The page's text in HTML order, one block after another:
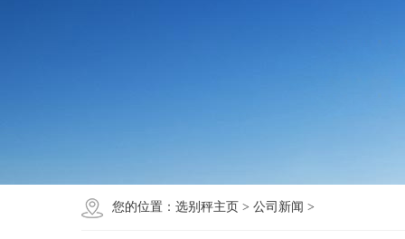
您的位置： 选别秤主页 > 公司新闻 >